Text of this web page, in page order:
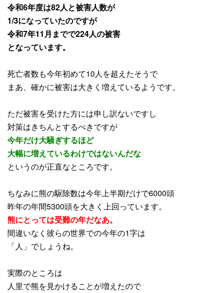
令和6年度は82人と被害人数が
1/3になっていたのですが
令和7年11月までで224人の被害
となっています。
死亡者数も今年初めて10人を超えたそうで
まあ、確かに被害は大きく増えているようです。
ただ被害を受けた方には申し訳ないですし
対策はきちんとするべきですが
今年だけ大騒ぎするほど
大幅に増えているわけではないんだな
というのが正直なところです。
ちなみに熊の駆除数は今年上半期だけで6000頭
昨年の年間5300頭を大きく上回っています。
熊にとっては受難の年だなあ。
間違いなく彼らの世界での今年の1字は
「人」でしょうね。
実際のところは
人里で熊を見かけることが増えたので